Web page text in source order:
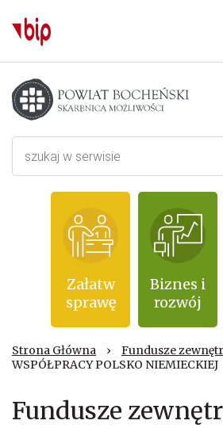
Starostwo powiatowe w Bochni
Załatw
sprawę
Biznes i
rozwój
Strona Główna › Fundusze
WSPÓŁPRACY POLSKO NIEMIECKIEJ
Fundusze